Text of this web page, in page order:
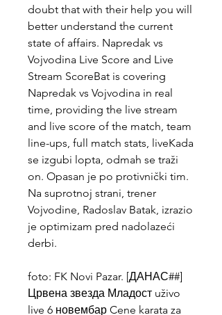
doubt that with their help you will
better understand the current
state of affairs. Napredak vs
Vojvodina Live Score and Live
Stream ScoreBat is covering
Napredak vs Vojvodina in real
time, providing the live stream
and live score of the match, team
line-ups, full match stats, liveKada
se izgubi lopta, odmah se traži
on. Opasan je po protivnički tim.
Na suprotnoj strani, trener
Vojvodine, Radoslav Batak, izrazio
je optimizam pred nadolazeći
derbi.
foto: FK Novi Pazar. [ДАНАС##]
Црвена звезда Младост uživo
live 6 новембар Cene karata za